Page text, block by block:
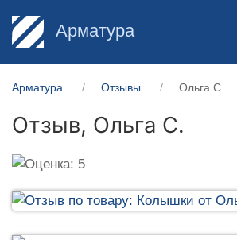
Арматура
Арматура Отзывы Ольга С.
Отзыв, Ольга С.